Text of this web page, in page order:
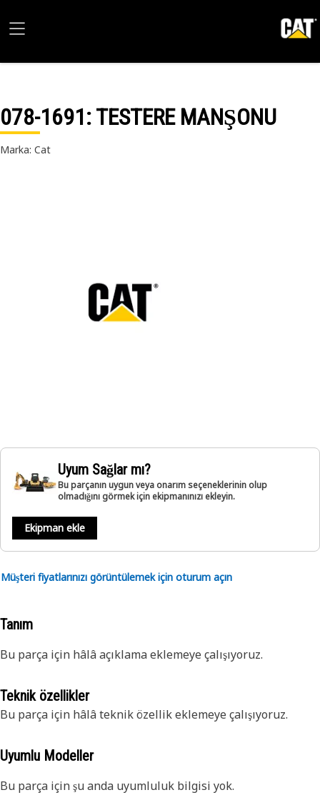
078-1691: TESTERE MANŞONU
Marka: Cat
Uyum Sağlar mı?
Bu parçanın uygun veya onarım seçeneklerinin olup
olmadığını görmek için ekipmanınızı ekleyin.
Ekipman ekle
Müşteri fiyatlarınızı görüntülemek için oturum açın
Tanım
Bu parça için hâlâ açıklama eklemeye çalışıyoruz.
Teknik özellikler
Bu parça için hâlâ teknik özellik eklemeye çalışıyoruz.
Uyumlu Modeller
Bu parça için şu anda uyumluluk bilgisi yok.